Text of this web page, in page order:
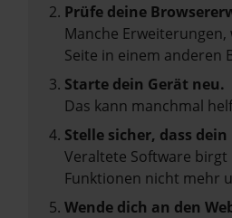
Prüfe deine
Manche
Seite in einem anderen
Starte dein Gerät neu.
Das kann manchmal
Stelle sicher, dass
Veraltete Software
Funktionen nicht mehr
Wende dich an den